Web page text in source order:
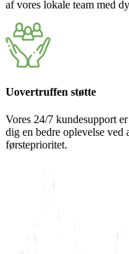
af vores lokale team med
Uovertruffen støtte
Vores 24/7 kundesupport
dig en bedre oplevelse
førsteprioritet.